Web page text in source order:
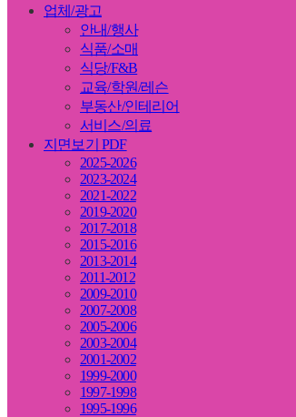
업체/광고
안내/행사
식품/소매
식당/F&B
교육/학원/레슨
부동산/인테리어
서비스/의료
지면보기 PDF
2025-2026
2023-2024
2021-2022
2019-2020
2017-2018
2015-2016
2013-2014
2011-2012
2009-2010
2007-2008
2005-2006
2003-2004
2001-2002
1999-2000
1997-1998
1995-1996